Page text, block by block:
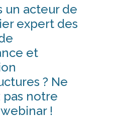
un acteur de
expert des
et
? Ne
pas notre
!